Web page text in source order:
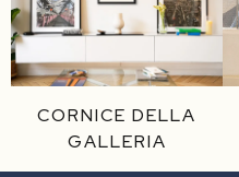
CORNICE DELLA
GALLERIA